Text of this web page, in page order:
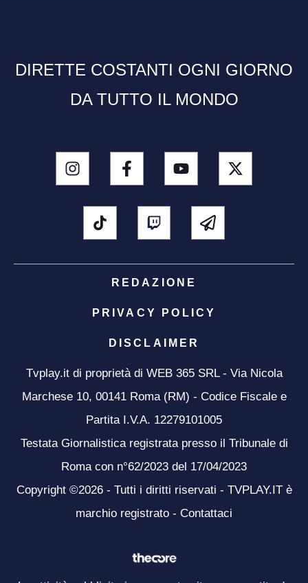
DIRETTE COSTANTI OGNI GIORNO
DA TUTTO IL MONDO
REDAZIONE
PRIVACY POLICY
DISCLAIMER
Tvplay.it di proprietà di WEB 365 SRL - Via Nicola
Marchese 10, 00141 Roma (RM) - Codice Fiscale e
Partita I.V.A. 12279101005
Testata Giornalistica registrata presso il Tribunale di
Roma con n°62/2023 del 17/04/2023
Copyright ©2026 - Tutti i diritti riservati - TVPLAY.IT è
marchio registrato - Contattaci